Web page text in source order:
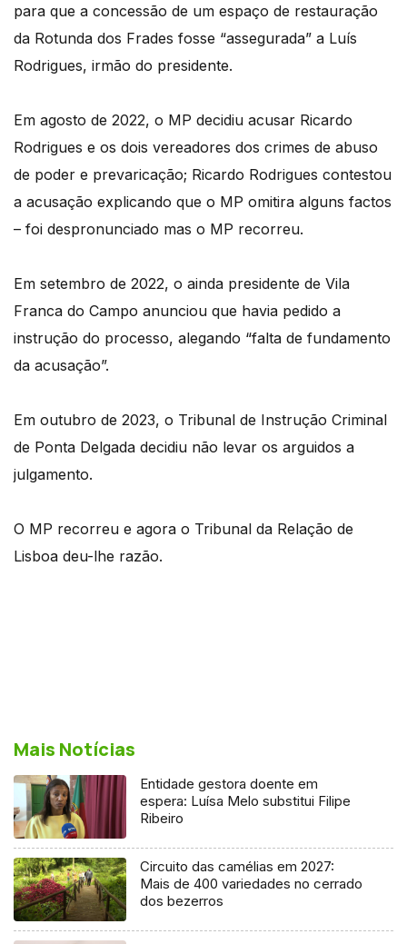
para que a concessão de um espaço de restauração
da Rotunda dos Frades fosse “assegurada” a Luís
Rodrigues, irmão do presidente.
Em agosto de 2022, o MP decidiu acusar Ricardo
Rodrigues e os dois vereadores dos crimes de abuso
de poder e prevaricação; Ricardo Rodrigues contestou
a acusação explicando que o MP omitira alguns factos
– foi despronunciado mas o MP recorreu.
Em setembro de 2022, o ainda presidente de Vila
Franca do Campo anunciou que havia pedido a
instrução do processo, alegando “falta de fundamento
da acusação”.
Em outubro de 2023, o Tribunal de Instrução Criminal
de Ponta Delgada decidiu não levar os arguidos a
julgamento.
O MP recorreu e agora o Tribunal da Relação de
Lisboa deu-lhe razão.
Mais Notícias
Entidade gestora doente em
espera: Luísa Melo substitui Filipe
Ribeiro
Circuito das camélias em 2027:
Mais de 400 variedades no cerrado
dos bezerros